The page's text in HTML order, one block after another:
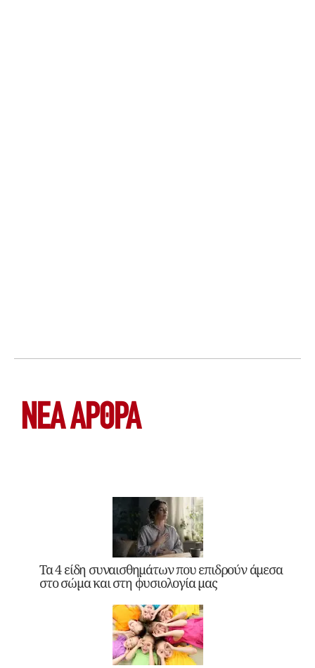
ΝΕΑ ΆΡΘΡΑ
Τα 4 είδη συναισθημάτων που επιδρούν άμεσα
στο σώμα και στη φυσιολογία μας